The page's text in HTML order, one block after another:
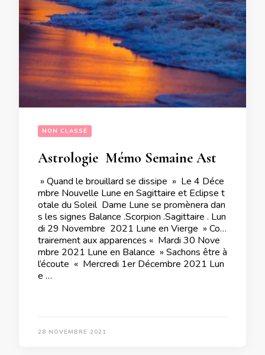
NON CLASSÉ
» Quand le brouillard se dissipe » Le 4 Déce
mbre Nouvelle Lune en Sagittaire et Eclipse t
otale du Soleil Dame Lune se promènera dan
s les signes Balance .Scorpion .Sagittaire . Lun
di 29 Novembre 2021 Lune en Vierge » Con
trairement aux apparences « Mardi 30 Nove
mbre 2021 Lune en Balance » Sachons être à
l’écoute « Mercredi 1er Décembre 2021 Lun
e …
28 NOVEMBRE 2021